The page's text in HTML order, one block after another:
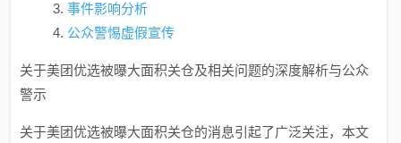
事件影响分析
公众警惕虚假宣传
关于美团优选被曝大面积关仓及相关问题的深度解析与公众
警示
关于美团优选被曝大面积关仓的消息引起了广泛关注，本文